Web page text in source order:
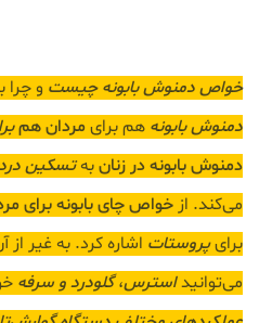
خواص دمنوش بابونه چیست و چرا
دمنوش بابونه هم برایمردان هم
دمنوش بابونه در زنانبهتسکین
می‌کند. از خواص چای بابونه برای
برایپروستات‌ اشاره کرد. به غیر
می‌توانیداسترس،گلودرد و سرفه